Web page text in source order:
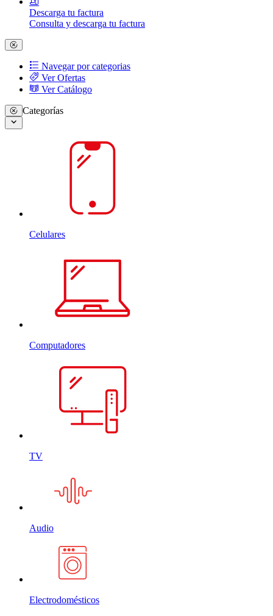
Descarga tu factura
Consulta y descarga tu factura
Navegar por categorias
Ver Ofertas
Ver Catálogo
Categorías
Celulares
Computadores
TV
Audio
Electrodomésticos